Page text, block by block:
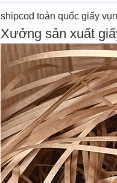
shipcod toàn quốc giấy
Xưởng sản xuất